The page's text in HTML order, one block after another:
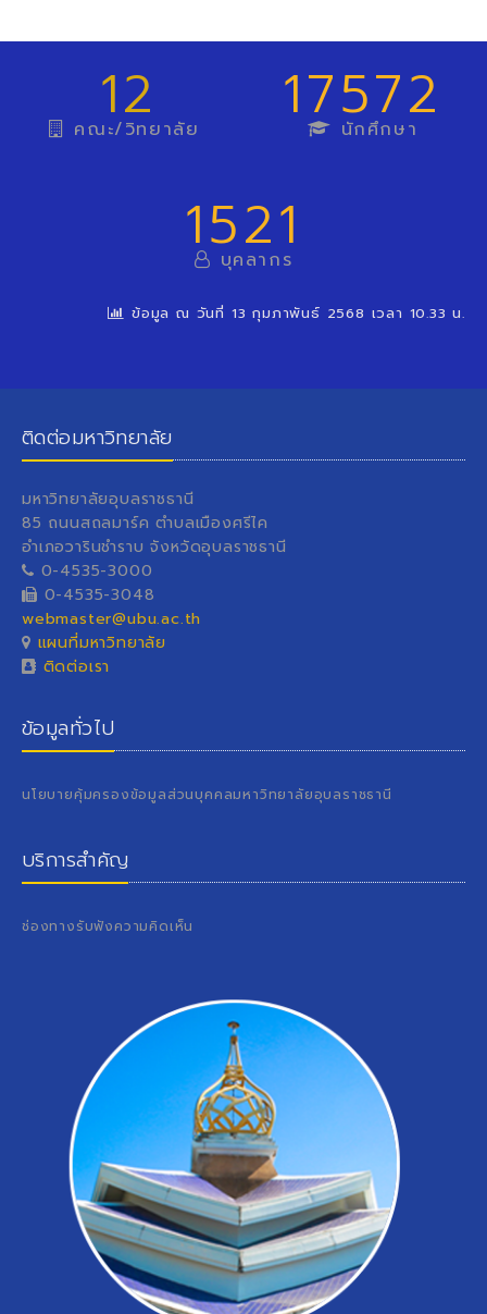
12
คณะ/วิทยาลัย 17572
นักศึกษา
1521
บุคลากร
ข้อมูล ณ วันที่ 13 กุมภาพันธ์ 2568 เวลา 10.33 น.
ติดต่อมหาวิทยาลัย
มหาวิทยาลัยอุบลราชธานี
85 ถนนสถลมาร์ค ตำบลเมืองศรีไค
อำเภอวารินชำราบ จังหวัดอุบลราชธานี
0-4535-3000
0-4535-3048
webmaster@ubu.ac.th
แผนที่มหาวิทยาลัย
ติดต่อเรา
ข้อมูลทั่วไป
นโยบายคุ้มครองข้อมูลส่วนบุคคลมหาวิทยาลัยอุบลราชธานี
บริการสำคัญ
ช่องทางรับฟังความคิดเห็น